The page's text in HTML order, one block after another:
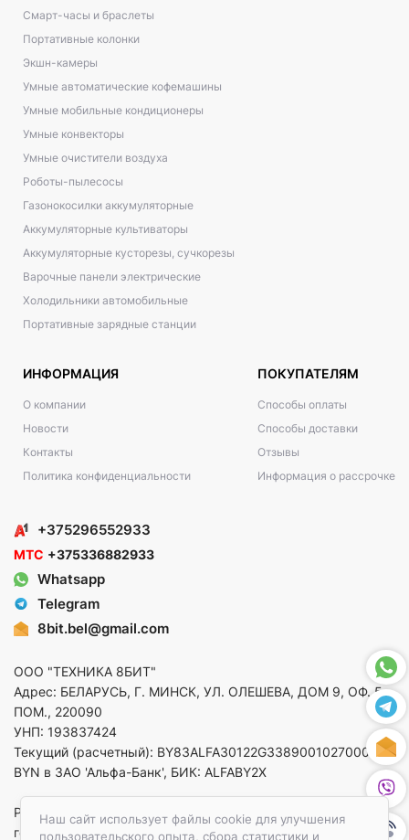
Наш сайт использует файлы cookie для улучшения
пользовательского опыта, сбора статистики и
Смарт-часы и браслеты
Портативные колонки
Экшн-камеры
Умные автоматические кофемашины
Умные мобильные кондиционеры
Умные конвекторы
Умные очистители воздуха
Роботы-пылесосы
Газонокосилки аккумуляторные
Аккумуляторные культиваторы
Аккумуляторные кусторезы, сучкорезы
Варочные панели электрические
Холодильники автомобильные
Портативные зарядные станции
ИНФОРМАЦИЯ
О компании
Новости
Контакты
Политика конфиденциальности
ПОКУПАТЕЛЯМ
Способы оплаты
Способы доставки
Отзывы
Информация о рассрочке
+375296552933
МТС +375336882933
Whatsapp
Telegram
8bit.bel@gmail.com
ООО "ТЕХНИКА 8БИТ"
Адрес: БЕЛАРУСЬ, Г. МИНСК, УЛ. ОЛЕШЕВА, ДОМ 9, ОФ. 5,
ПОМ., 220090
УНП: 193837424
Текущий (расчетный): BY83ALFA30122G33890010270000 в
BYN в ЗАО 'Альфа-Банк', БИК: ALFABY2X
Регистрация в торговом реестре от 14.08.2025 Минский
горисполком